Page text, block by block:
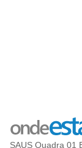
SAUS Quadra 01